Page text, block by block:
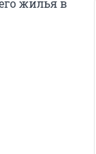
жилья в